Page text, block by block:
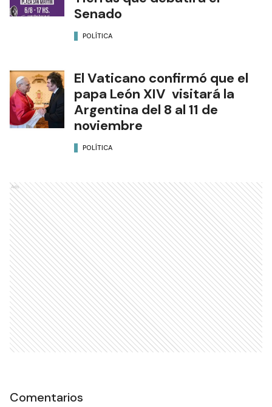
Senado
POLÍTICA
El Vaticano confirmó que el
papa León XIV visitará la
Argentina del 8 al 11 de
noviembre
POLÍTICA
Ads
Comentarios